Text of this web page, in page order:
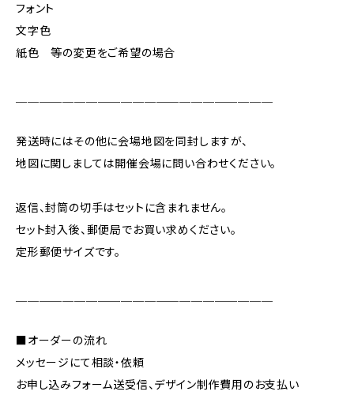
フォント
文字色
紙色 等の変更をご希望の場合
発送時にはその他に会場地図を同封しますが、
地図に関しましては開催会場に問い合わせください。
返信、封筒の切手はセットに含まれません。
セット封入後、郵便局でお買い求めください。
定形郵便サイズです。
■オーダーの流れ
メッセージにて相談・依頼
お申し込みフォーム送受信、デザイン制作費用のお支払い